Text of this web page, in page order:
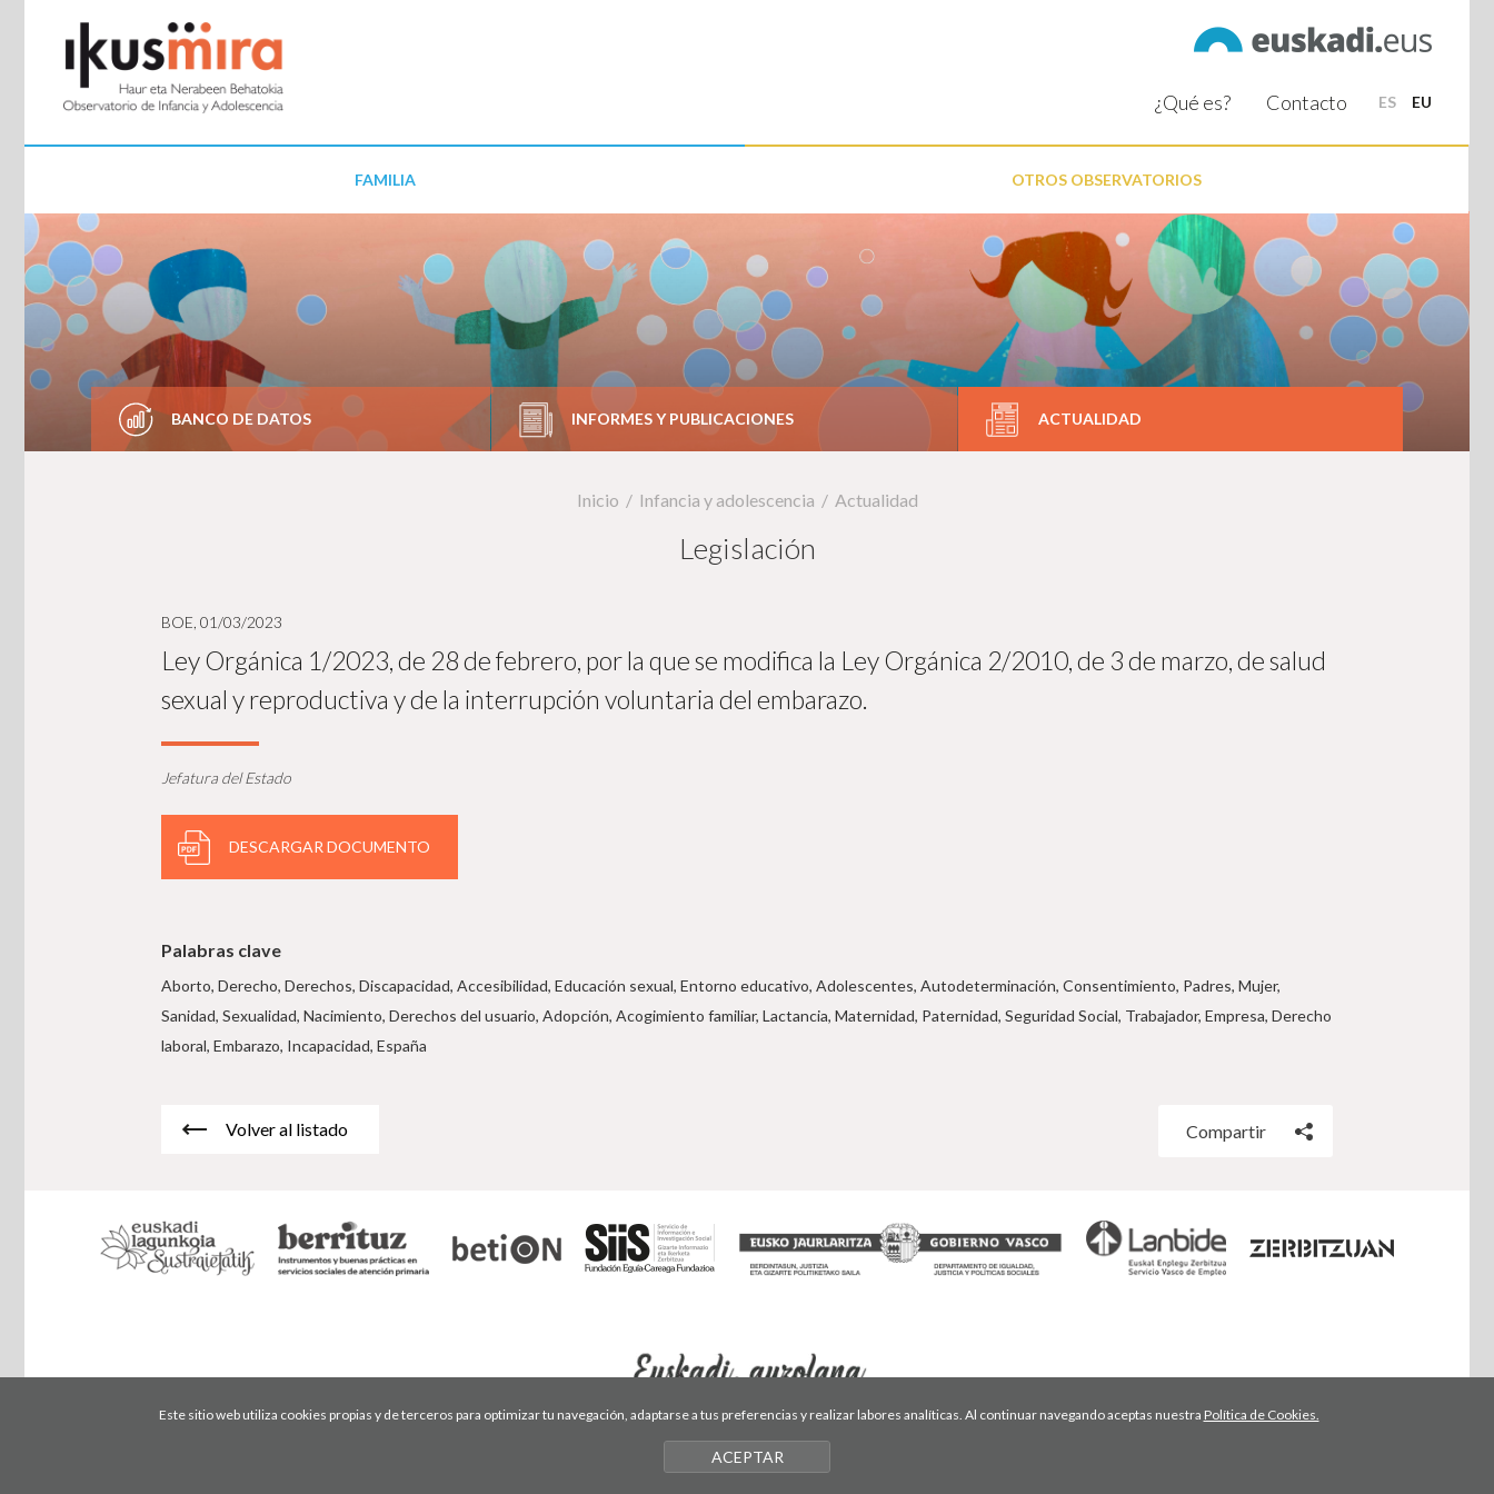
ES EU
FAMILIA OTROS OBSERVATORIOS
¿Qué es? Contacto
BANCO DE DATOS INFORMES Y PUBLICACIONES ACTUALIDAD
Inicio Infancia y adolescencia Actualidad
Legislación
BOE, 01/03/2023
Ley Orgánica 1/2023, de 28 de febrero, por la que se modifica la Ley Orgánica 2/2010, de 3 de marzo, de salud
sexual y reproductiva y de la interrupción voluntaria del embarazo.
Jefatura del Estado
DESCARGAR DOCUMENTO
Palabras clave
Aborto, Derecho, Derechos, Discapacidad, Accesibilidad, Educación sexual, Entorno educativo, Adolescentes, Autodeterminación, Consentimiento, Padres, Mujer,
Sanidad, Sexualidad, Nacimiento, Derechos del usuario, Adopción, Acogimiento familiar, Lactancia, Maternidad, Paternidad, Seguridad Social, Trabajador, Empresa, Derecho
laboral, Embarazo, Incapacidad, España
Volver al listado Compartir
Este sitio web utiliza cookies propias y de terceros para optimizar tu navegación, adaptarse a tus preferencias y realizar labores analíticas. Al continuar navegando aceptas nuestra Política de Cookies.
ACEPTAR